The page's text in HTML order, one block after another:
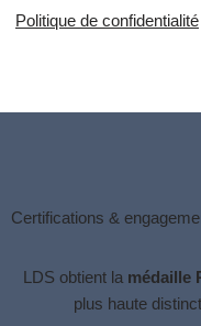
Politique de confidentialité
Certifications &
LDS obtient la médaille
plus haute